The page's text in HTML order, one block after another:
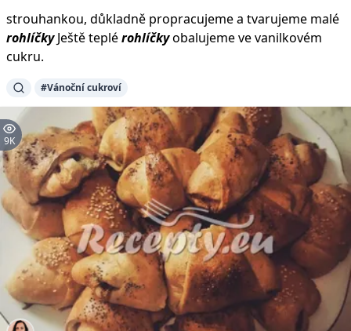
strouhankou, důkladně propracujeme a tvarujeme malé
rohlíčkyJeště teplérohlíčkyobalujeme ve vanilkovém
cukru.
#Vánoční cukroví
9K